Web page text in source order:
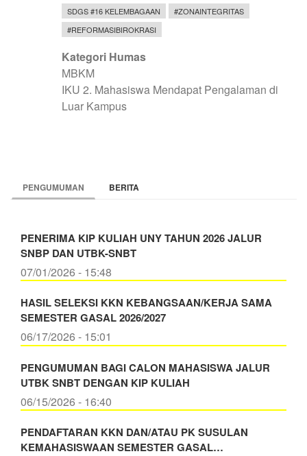
SDGS #16 KELEMBAGAAN
#ZONAINTEGRITAS
#REFORMASIBIROKRASI
Kategori Humas
MBKM
IKU 2. Mahasiswa Mendapat Pengalaman di
Luar Kampus
PENGUMUMAN BERITA
PENERIMA KIP KULIAH UNY TAHUN 2026 JALUR
SNBP DAN UTBK-SNBT
07/01/2026 - 15:48
HASIL SELEKSI KKN KEBANGSAAN/KERJA SAMA
SEMESTER GASAL 2026/2027
06/17/2026 - 15:01
PENGUMUMAN BAGI CALON MAHASISWA JALUR
UTBK SNBT DENGAN KIP KULIAH
06/15/2026 - 16:40
PENDAFTARAN KKN DAN/ATAU PK SUSULAN
KEMAHASISWAAN SEMESTER GASAL…